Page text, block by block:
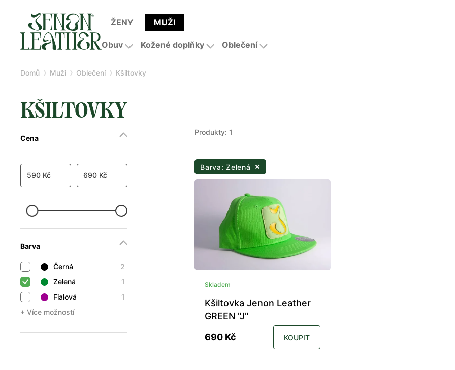
ŽENY MUŽI
Obuv Kožené doplňky Oblečení
Domů Muži Oblečení Kšiltovky
KŠILTOVKY
Cena
590 Kč 690 Kč
Barva
Černá
2
Zelená
1
Fialová
1
+ Více možností
Produkty: 1
Barva: Zelená
Skladem
Kšiltovka Jenon Leather
GREEN "J"
690 Kč
KOUPIT